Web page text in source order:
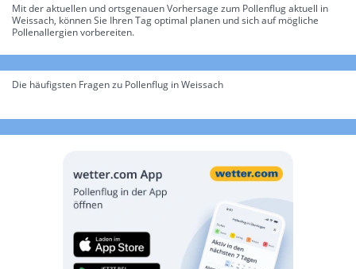
Mit der aktuellen und ortsgenauen Vorhersage zum Pollenflug aktuell in
Weissach, können Sie Ihren Tag optimal planen und sich auf mögliche
Pollenallergien vorbereiten.
Die häufigsten Fragen zu Pollenflug in Weissach